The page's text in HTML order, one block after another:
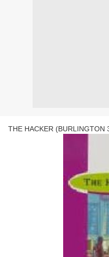
THE HACKER (BURLINGTON